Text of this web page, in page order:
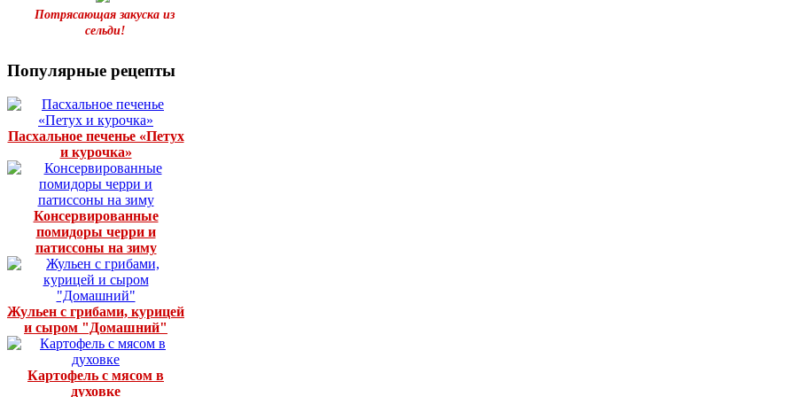
Потрясающая закуска из
сельди!
Популярные рецепты
Пасхальное печенье «Петух
и курочка»
Консервированные
помидоры черри и
патиссоны на зиму
Жульен с грибами, курицей
и сыром "Домашний"
Картофель с мясом в
духовке